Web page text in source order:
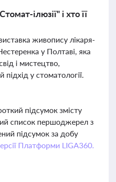
ілюзії" і хто її
живопису лікаря-
у Полтаві, яка
і мистецтво,
у стоматології.
підсумок змісту
список першоджерел з
підсумок за добу
Платформи LIGA360.